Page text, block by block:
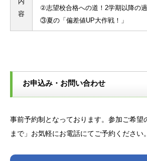
容
②志望校合格への道！2学期以降の
③夏の「偏差値UP大作戦！」
お申込み・お問い合わせ
事前予約制となっております。参加ご希望
まで」お気軽にお電話にてご予約ください。